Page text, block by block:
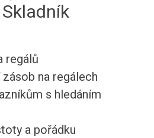
regálů
na regálech
s hledáním
a pořádku